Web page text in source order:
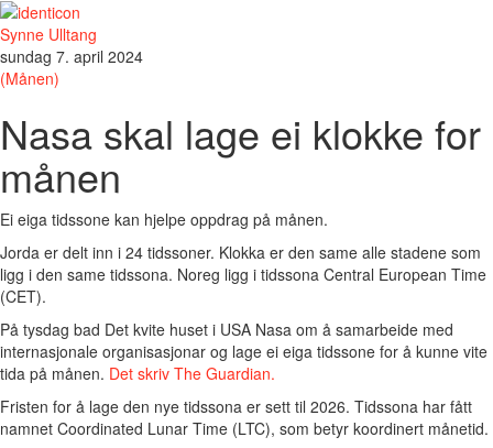
Synne Ulltang
sundag 7. april 2024
(Månen)
Nasa skal lage ei klokke for
månen
Ei eiga tidssone kan hjelpe oppdrag på månen.
Jorda er delt inn i 24 tidssoner. Klokka er den same alle stadene som
ligg i den same tidssona. Noreg ligg i tidssona Central European Time
(CET).
På tysdag bad Det kvite huset i USA Nasa om å samarbeide med
internasjonale organisasjonar og lage ei eiga tidssone for å kunne vite
tida på månen. Det skriv The Guardian.
Fristen for å lage den nye tidssona er sett til 2026. Tidssona har fått
namnet Coordinated Lunar Time (LTC), som betyr koordinert månetid.